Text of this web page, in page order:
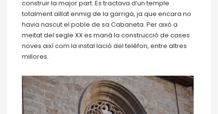
construir la major part. Es tractava d’un temple
totalment aïllat enmig de la garriga, ja que encara no
havia nascut el poble de sa Cabaneta. Per això a
meitat del segle XX es manà la construcció de cases
noves així com la instal·lació del telèfon, entre altres
millores.